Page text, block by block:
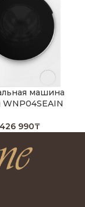
машина
WNP04SEAIN
426 990₸